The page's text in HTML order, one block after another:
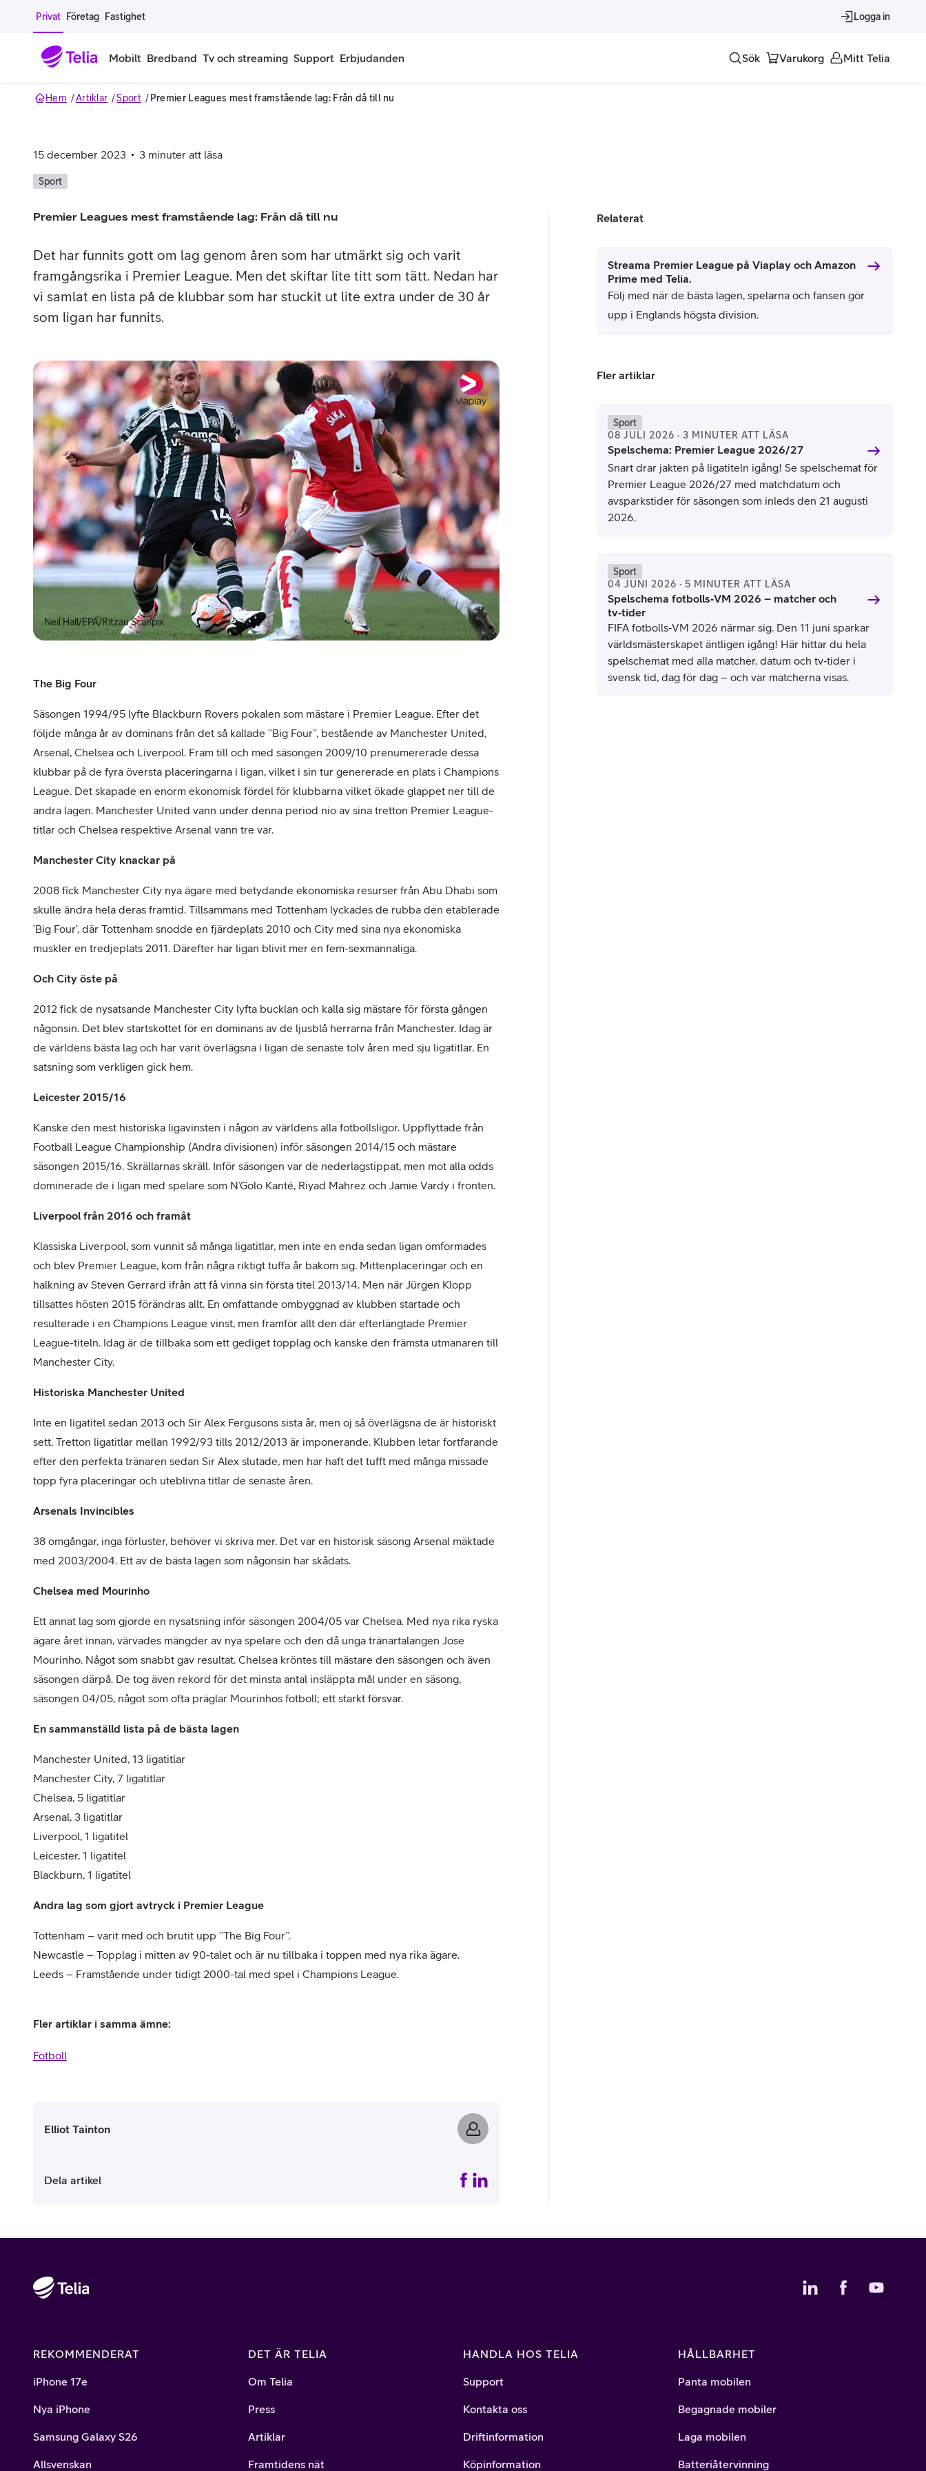
Gå till sidans innehåll
Privat Företag Fastighet Logga in
Mobilt
Samsung Galaxy
Google Pixel
Begagnade mobiltelefoner
Billiga mobiltelefoner
Laddare
Hörlurar
Extra användare Laddningscheck
Smartwatches
Apple Watch
Samsung Galaxy Watch
Alla smartwatches
Surfplattor
4G/5G Surfplattor
Wifi Surfplattor
Tillbehör
Bredband Tv och streaming Support Erbjudanden Sök Varukorg Mitt Telia
Hem Artiklar Sport Premier Leagues mest framstående lag: Från då till nu
15 december 2023 3 minuter att läsa
Sport
Premier Leagues mest framstående lag: Från då till nu
Det har funnits gott om lag genom åren som har utmärkt sig och varit
framgångsrika i Premier League. Men det skiftar lite titt som tätt. Nedan har
vi samlat en lista på de klubbar som har stuckit ut lite extra under de 30 år
som ligan har funnits.
Neil Hall/EPA/Ritzau Scanpix
The Big Four
Säsongen 1994/95 lyfte Blackburn Rovers pokalen som mästare i Premier League. Efter det
följde många år av dominans från det så kallade ’’Big Four’’, bestående av Manchester United,
Arsenal, Chelsea och Liverpool. Fram till och med säsongen 2009/10 prenumererade dessa
klubbar på de fyra översta placeringarna i ligan, vilket i sin tur genererade en plats i Champions
League. Det skapade en enorm ekonomisk fördel för klubbarna vilket ökade glappet ner till de
andra lagen. Manchester United vann under denna period nio av sina tretton Premier League-
titlar och Chelsea respektive Arsenal vann tre var.
Manchester City knackar på
2008 fick Manchester City nya ägare med betydande ekonomiska resurser från Abu Dhabi som
skulle ändra hela deras framtid. Tillsammans med Tottenham lyckades de rubba den etablerade
’Big Four’, där Tottenham snodde en fjärdeplats 2010 och City med sina nya ekonomiska
muskler en tredjeplats 2011. Därefter har ligan blivit mer en fem-sexmannaliga.
Och City öste på
2012 fick de nysatsande Manchester City lyfta bucklan och kalla sig mästare för första gången
någonsin. Det blev startskottet för en dominans av de ljusblå herrarna från Manchester. Idag är
de världens bästa lag och har varit överlägsna i ligan de senaste tolv åren med sju ligatitlar. En
satsning som verkligen gick hem.
Leicester 2015/16
Kanske den mest historiska ligavinsten i någon av världens alla fotbollsligor. Uppflyttade från
Football League Championship (Andra divisionen) inför säsongen 2014/15 och mästare
säsongen 2015/16. Skrällarnas skräll. Inför säsongen var de nederlagstippat, men mot alla odds
dominerade de i ligan med spelare som N’Golo Kanté, Riyad Mahrez och Jamie Vardy i fronten.
Liverpool från 2016 och framåt
Klassiska Liverpool, som vunnit så många ligatitlar, men inte en enda sedan ligan omformades
och blev Premier League, kom från några riktigt tuffa år bakom sig. Mittenplaceringar och en
halkning av Steven Gerrard ifrån att få vinna sin första titel 2013/14. Men när Jürgen Klopp
tillsattes hösten 2015 förändras allt. En omfattande ombyggnad av klubben startade och
resulterade i en Champions League vinst, men framför allt den där efterlängtade Premier
League-titeln. Idag är de tillbaka som ett gediget topplag och kanske den främsta utmanaren till
Manchester City.
Historiska Manchester United
Inte en ligatitel sedan 2013 och Sir Alex Fergusons sista år, men oj så överlägsna de är historiskt
sett. Tretton ligatitlar mellan 1992/93 tills 2012/2013 är imponerande. Klubben letar fortfarande
efter den perfekta tränaren sedan Sir Alex slutade, men har haft det tufft med många missade
topp fyra placeringar och uteblivna titlar de senaste åren.
Arsenals Invincibles
38 omgångar, inga förluster, behöver vi skriva mer. Det var en historisk säsong Arsenal mäktade
med 2003/2004. Ett av de bästa lagen som någonsin har skådats.
Chelsea med Mourinho
Ett annat lag som gjorde en nysatsning inför säsongen 2004/05 var Chelsea. Med nya rika ryska
ägare året innan, värvades mängder av nya spelare och den då unga tränartalangen Jose
Mourinho. Något som snabbt gav resultat. Chelsea kröntes till mästare den säsongen och även
säsongen därpå. De tog även rekord för det minsta antal insläppta mål under en säsong,
säsongen 04/05, något som ofta präglar Mourinhos fotboll; ett starkt försvar.
En sammanställd lista på de bästa lagen
Manchester United, 13 ligatitlar
Manchester City, 7 ligatitlar
Chelsea, 5 ligatitlar
Arsenal, 3 ligatitlar
Liverpool, 1 ligatitel
Leicester, 1 ligatitel
Blackburn, 1 ligatitel
Andra lag som gjort avtryck i Premier League
Tottenham – varit med och brutit upp ’’The Big Four’’.
Newcastle – Topplag i mitten av 90-talet och är nu tillbaka i toppen med nya rika ägare.
Leeds – Framstående under tidigt 2000-tal med spel i Champions League.
Fler artiklar i samma ämne:
Fotboll
Elliot Tainton
Dela artikel
Relaterat
Streama Premier League på Viaplay och Amazon
Prime med Telia.
Följ med när de bästa lagen, spelarna och fansen gör
upp i Englands högsta division.
Fler artiklar
Sport
08 JULI 2026 · 3 MINUTER ATT LÄSA
Spelschema: Premier League 2026/27
Snart drar jakten på ligatiteln igång! Se spelschemat för
Premier League 2026/27 med matchdatum och
avsparkstider för säsongen som inleds den 21 augusti
2026.
Sport
04 JUNI 2026 · 5 MINUTER ATT LÄSA
Spelschema fotbolls‑VM 2026 – matcher och
tv‑tider
FIFA fotbolls‑VM 2026 närmar sig. Den 11 juni sparkar
världsmästerskapet äntligen igång! Här hittar du hela
spelschemat med alla matcher, datum och tv‑tider i
svensk tid, dag för dag – och var matcherna visas.
REKOMMENDERAT
iPhone 17e
Nya iPhone
Samsung Galaxy S26
Allsvenskan
DET ÄR TELIA
Om Telia
Press
Artiklar
Framtidens nät
HANDLA HOS TELIA
Support
Kontakta oss
Driftinformation
Köpinformation
HÅLLBARHET
Panta mobilen
Begagnade mobiler
Laga mobilen
Batteriåtervinning